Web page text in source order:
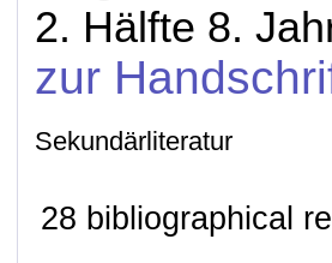
2. Hälfte 8.
zur
Sekundärliteratur
28 bibliographical